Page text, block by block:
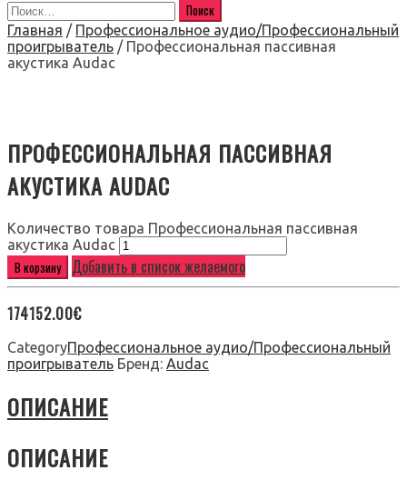
Главная / Профессиональное аудио/Профессиональный
проигрыватель / Профессиональная пассивная
акустика Audac
ПРОФЕССИОНАЛЬНАЯ ПАССИВНАЯ
АКУСТИКА AUDAC
Количество товара Профессиональная пассивная
акустика Audac
В корзину Добавить в список желаемого
174152.00€
CategoryПрофессиональное аудио/Профессиональный
проигрыватель Бренд: Audac
ОПИСАНИЕ
ОПИСАНИЕ